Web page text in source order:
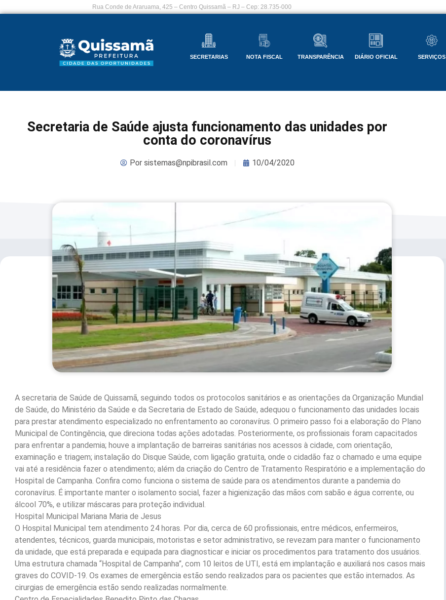
Rua Conde de Araruama, 425 – Centro Quissamã – RJ – Cep: 28.735-000
SECRETARIAS NOTA FISCAL TRANSPARÊNCIA DIÁRIO OFICIAL SERVIÇOS
Secretaria de Saúde ajusta funcionamento das unidades por
conta do coronavírus
Porsistemas@npibrasil.com 10/04/2020
A secretaria de Saúde de Quissamã, seguindo todos os protocolos sanitários e as orientações da Organização Mundial
de Saúde, do Ministério da Saúde e da Secretaria de Estado de Saúde, adequou o funcionamento das unidades locais
para prestar atendimento especializado no enfrentamento ao coronavírus. O primeiro passo foi a elaboração do Plano
Municipal de Contingência, que direciona todas ações adotadas. Posteriormente, os profissionais foram capacitados
para enfrentar a pandemia; houve a implantação de barreiras sanitárias nos acessos à cidade, com orientação,
examinação e triagem; instalação do Disque Saúde, com ligação gratuita, onde o cidadão faz o chamado e uma equipe
vai até a residência fazer o atendimento; além da criação do Centro de Tratamento Respiratório e a implementação do
Hospital de Campanha. Confira como funciona o sistema de saúde para os atendimentos durante a pandemia do
coronavírus. É importante manter o isolamento social, fazer a higienização das mãos com sabão e água corrente, ou
álcool 70%, e utilizar máscaras para proteção individual.
Hospital Municipal Mariana Maria de Jesus
O Hospital Municipal tem atendimento 24 horas. Por dia, cerca de 60 profissionais, entre médicos, enfermeiros,
atendentes, técnicos, guarda municipais, motoristas e setor administrativo, se revezam para manter o funcionamento
da unidade, que está preparada e equipada para diagnosticar e iniciar os procedimentos para tratamento dos usuários.
Uma estrutura chamada “Hospital de Campanha”, com 10 leitos de UTI, está em implantação e auxiliará nos casos mais
graves do COVID-19. Os exames de emergência estão sendo realizados para os pacientes que estão internados. As
cirurgias de emergência estão sendo realizadas normalmente.